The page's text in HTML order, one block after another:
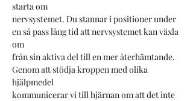
starta om
nervsystemet. Du stannar i positioner under
en så pass lång tid att nervsystemet kan växla
om
från sin aktiva del till en mer återhämtande.
Genom att stödja kroppen med olika
hjälpmedel
kommunicerar vi till hjärnan om att det inte